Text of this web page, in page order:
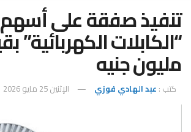
تنفيذ صفقة على أسهم
مليون جنيه
كتب : عبد الهادي فوزي الإثنين 25 مايو 2026